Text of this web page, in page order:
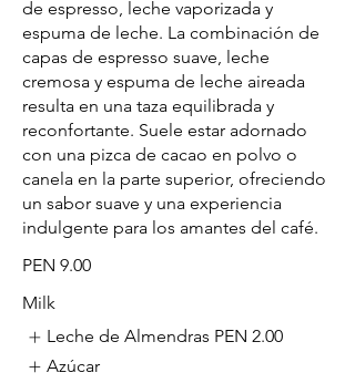
de espresso, leche vaporizada y
espuma de leche. La combinación de
capas de espresso suave, leche
cremosa y espuma de leche aireada
resulta en una taza equilibrada y
reconfortante. Suele estar adornado
con una pizca de cacao en polvo o
canela en la parte superior, ofreciendo
un sabor suave y una experiencia
indulgente para los amantes del café.
PEN 9.00
Milk
Leche de Almendras PEN 2.00
Azúcar